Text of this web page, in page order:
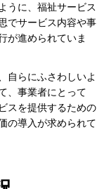
うに、福祉サービス
でサービス内容や事
が進められていま
自らにふさわしいよ
、事業者にとって
スを提供するための
の導入が求められて